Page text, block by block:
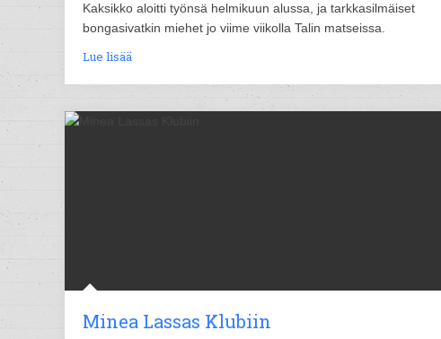
Kaksikko aloitti työnsä helmikuun alussa, ja tarkkasilmäiset
bongasivatkin miehet jo viime viikolla Talin matseissa.
Lue lisää
Minea Lassas Klubiin